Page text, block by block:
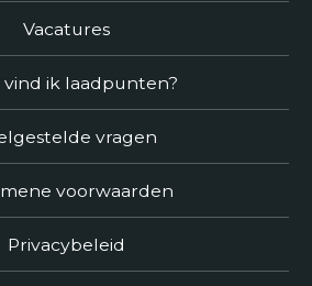
Vacatures
vind ik laadpunten?
vragen
voorwaarden
Privacybeleid